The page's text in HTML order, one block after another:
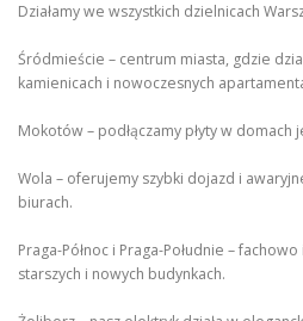
Działamy we wszystkich dzielnicach
Śródmieście – centrum miasta, gdzie
kamienicach i nowoczesnych
Mokotów – podłączamy płyty w
Wola – oferujemy szybki dojazd i
biurach.
Praga-Północ i Praga-Południe –
starszych i nowych budynkach.